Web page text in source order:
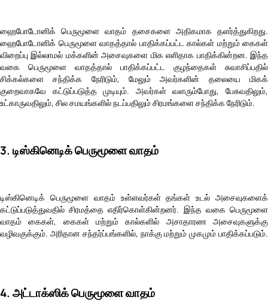
ஹைபோடோனிக் பெருமூளை வாதம் தசைகளை அதிகமாக தளர்த்துகிறது.
ஹைபோடோனிக் பெருமூளை வாதத்தால் பாதிக்கப்பட்ட கால்கள் மற்றும் கைகள்
விறைப்பு இல்லாமல் மக்களின் அசைவுகளை மிக எளிதாக பாதிக்கின்றன. இந்த
வகை பெருமூளை வாதத்தால் பாதிக்கப்பட்ட குழந்தைகள் சுவாசிப்பதில்
சிக்கல்களை சந்திக்க நேரிடும், மேலும் அவர்களின் தலையை மிகக்
குறைவாகவே கட்டுப்படுத்த முடியும். அவர்கள் வளரும்போது, பேசுவதிலும்,
உட்காருவதிலும், சில சமயங்களில் நடப்பதிலும் சிரமங்களை சந்திக்க நேரிடும்.
3. டிஸ்கினெடிக் பெருமூளை வாதம்
டிஸ்கினெடிக் பெருமூளை வாதம் உள்ளவர்கள் தங்கள் உடல் அசைவுகளைக்
கட்டுப்படுத்துவதில் சிரமத்தை எதிர்கொள்கின்றனர். இந்த வகை பெருமூளை
வாதம் கைகள், கைகள் மற்றும் கால்களில் அசாதாரண அசைவுகளுக்கு
வழிவகுக்கும். அரிதான சந்தர்ப்பங்களில், நாக்கு மற்றும் முகமும் பாதிக்கப்படும்.
4. அட்டாக்ஸிக் பெருமூளை வாதம்